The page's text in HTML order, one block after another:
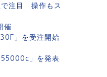
で注目 操作もス
催
」を受注開始
55000c」を発表